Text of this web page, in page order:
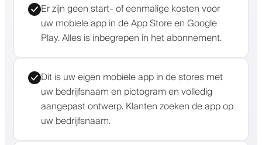
Er zijn geen start- of eenmalige kosten voor
uw mobiele app in de App Store en Google
Play. Alles is inbegrepen in het abonnement.
Dit is uw eigen mobiele app in de stores met
uw bedrijfsnaam en pictogram en volledig
aangepast ontwerp. Klanten zoeken de app op
uw bedrijfsnaam.